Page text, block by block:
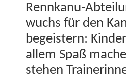
Rennkanu-
wuchs für den
begeis­tern:
allem Spaß
ste­hen